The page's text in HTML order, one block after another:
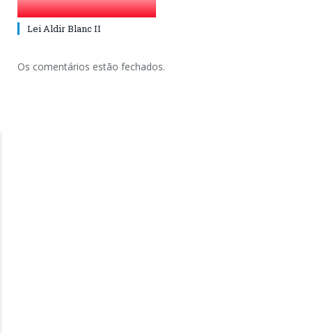
Lei Aldir Blanc II
Os comentários estão fechados.